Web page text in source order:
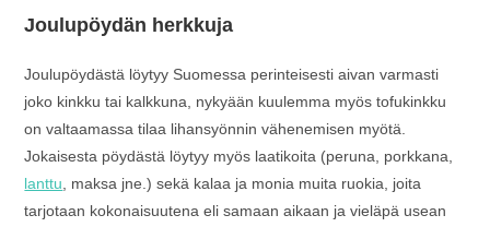
Joulupöydän herkkuja
Joulupöydästä löytyy Suomessa perinteisesti aivan varmasti
joko kinkku tai kalkkuna, nykyään kuulemma myös tofukinkku
on valtaamassa tilaa lihansyönnin vähenemisen myötä.
Jokaisesta pöydästä löytyy myös laatikoita (peruna, porkkana,
lanttu , maksa jne.) sekä kalaa ja monia muita ruokia, joita
tarjotaan kokonaisuutena eli samaan aikaan ja vieläpä usean